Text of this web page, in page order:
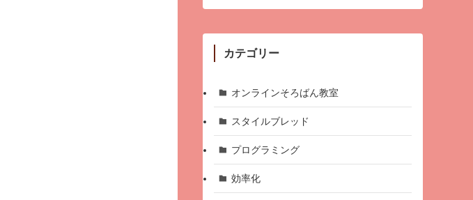
カテゴリー
オンラインそろばん教室
スタイルブレッド
プログラミング
効率化